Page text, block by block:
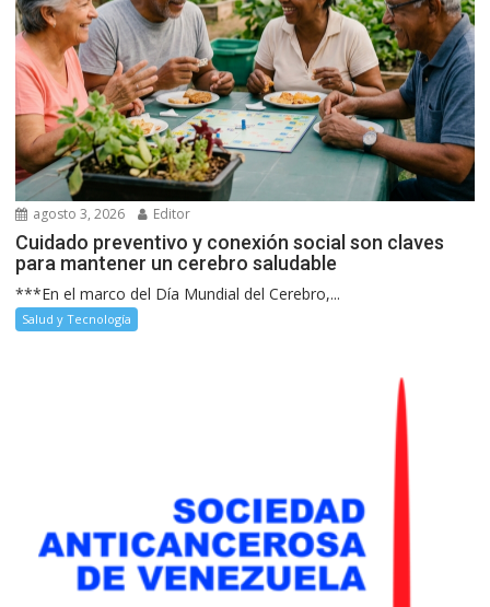
agosto 3, 2026 Editor
Cuidado preventivo y conexión social son claves
para mantener un cerebro saludable
***En el marco del Día Mundial del Cerebro,...
Salud y Tecnología